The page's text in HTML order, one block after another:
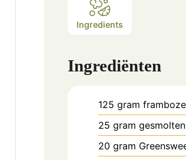
Ingredients
Ingrediënten
125 gram
25 gram
20 gram